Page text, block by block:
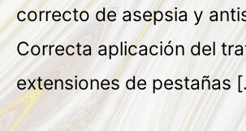
correcto de asepsia y
Correcta aplicación del
extensiones de pestañas